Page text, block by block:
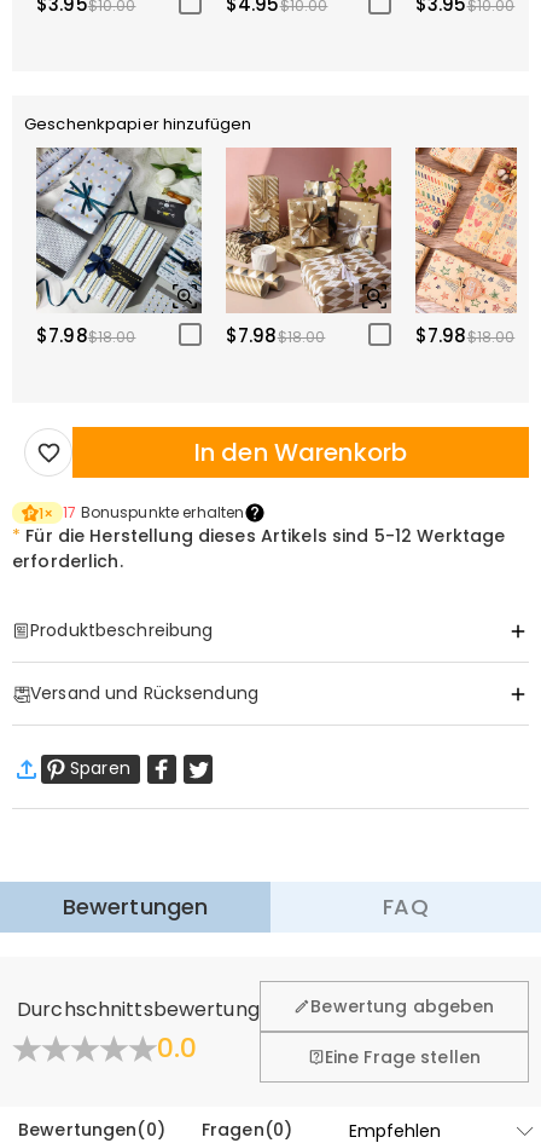
$10.00 $10.00 $10.00
Geschenkpapier hinzufügen
$7.98$18.00 $7.98$18.00 $7.98$18.00
In den Warenkorb
1× 17 Bonuspunkte erhalten
* Für die Herstellung dieses Artikels sind 5-12 Werktage
erforderlich.
Produktbeschreibung
Versand und Rücksendung
Standardversand
9-18
Arbeitstage
Mehr erfahren
fühlen. Deshalb bieten wir Ihnen 60 Tage Rückgaberecht.
Sparen
Bewertungen FAQ
Durchschnittsbewertung
0.0
Bewertung abgeben
Eine Frage stellen
Bewertungen(0) Fragen(0)